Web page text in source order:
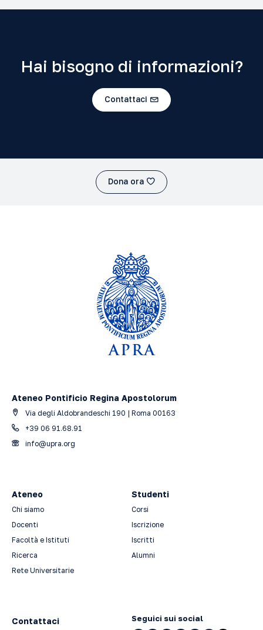
Hai bisogno di informazioni?
Contattaci
Dona ora
Ateneo Pontificio Regina Apostolorum
Via degli Aldobrandeschi 190 | Roma 00163
+39 06 91.68.91
info@upra.org
Ateneo
Chi siamo
Docenti
Facoltà e Istituti
Ricerca
Rete Universitarie
Studenti
Corsi
Iscrizione
Iscritti
Alumni
Contattaci Seguici sui social